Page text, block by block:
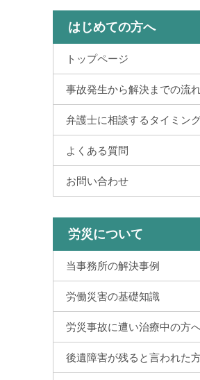
はじめての方へ
トップページ
事故発生から解決までの流
弁護士に相談するタイミン
よくある質問
お問い合わせ
労災について
当事務所の解決事例
労働災害の基礎知識
労災事故に遭い治療中の方
後遺障害が残ると言われた